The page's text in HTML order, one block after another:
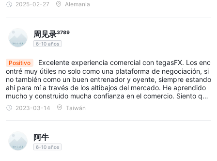
2025-02-27 Alemania
周见录³⁷⁸⁹
6-10 años
Positivo
Excelente experiencia comercial con tegasFX. Los enc
ontré muy útiles no solo como una plataforma de negociación, si
no también como un buen entrenador y oyente, siempre estando
ahí para mí a través de los altibajos del mercado. He aprendido
mucho y construido mucha confianza en el comercio. Siento que
puedo confiar y quedarme con tegasFX a largo plazo.
2023-03-14 Taiwán
阿牛
6-10 años